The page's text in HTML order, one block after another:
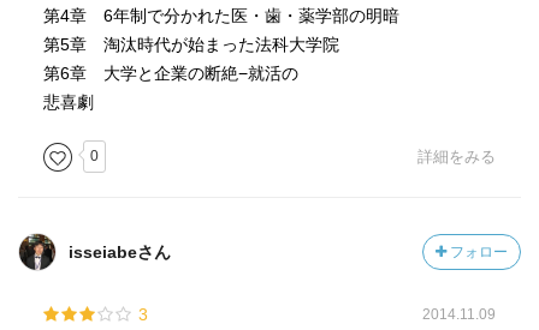
第4章 6年制で分かれた医・歯・薬学部の明暗
第5章 淘汰時代が始まった法科大学院
第6章 大学と企業の断絶−就活の
悲喜劇
0 詳細をみる
isseiabeさん フォロー
3 2014.11.09